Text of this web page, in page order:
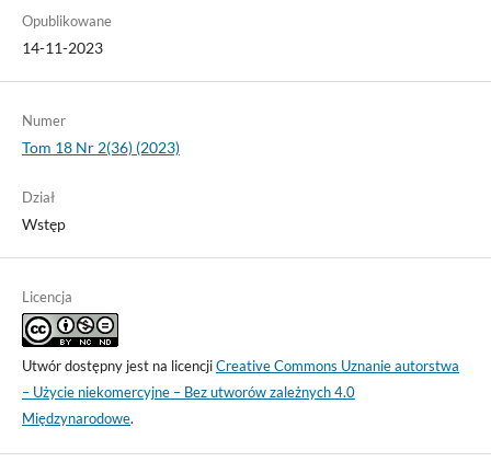
Opublikowane
14-11-2023
Numer
Tom 18 Nr 2(36) (2023)
Dział
Wstęp
Licencja
Utwór dostępny jest na licencjiCreative Commons Uznanie autorstwa
– Użycie niekomercyjne – Bez utworów zależnych 4.0
Międzynarodowe.